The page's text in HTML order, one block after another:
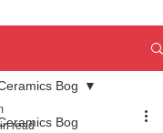
Bog
Bog
read